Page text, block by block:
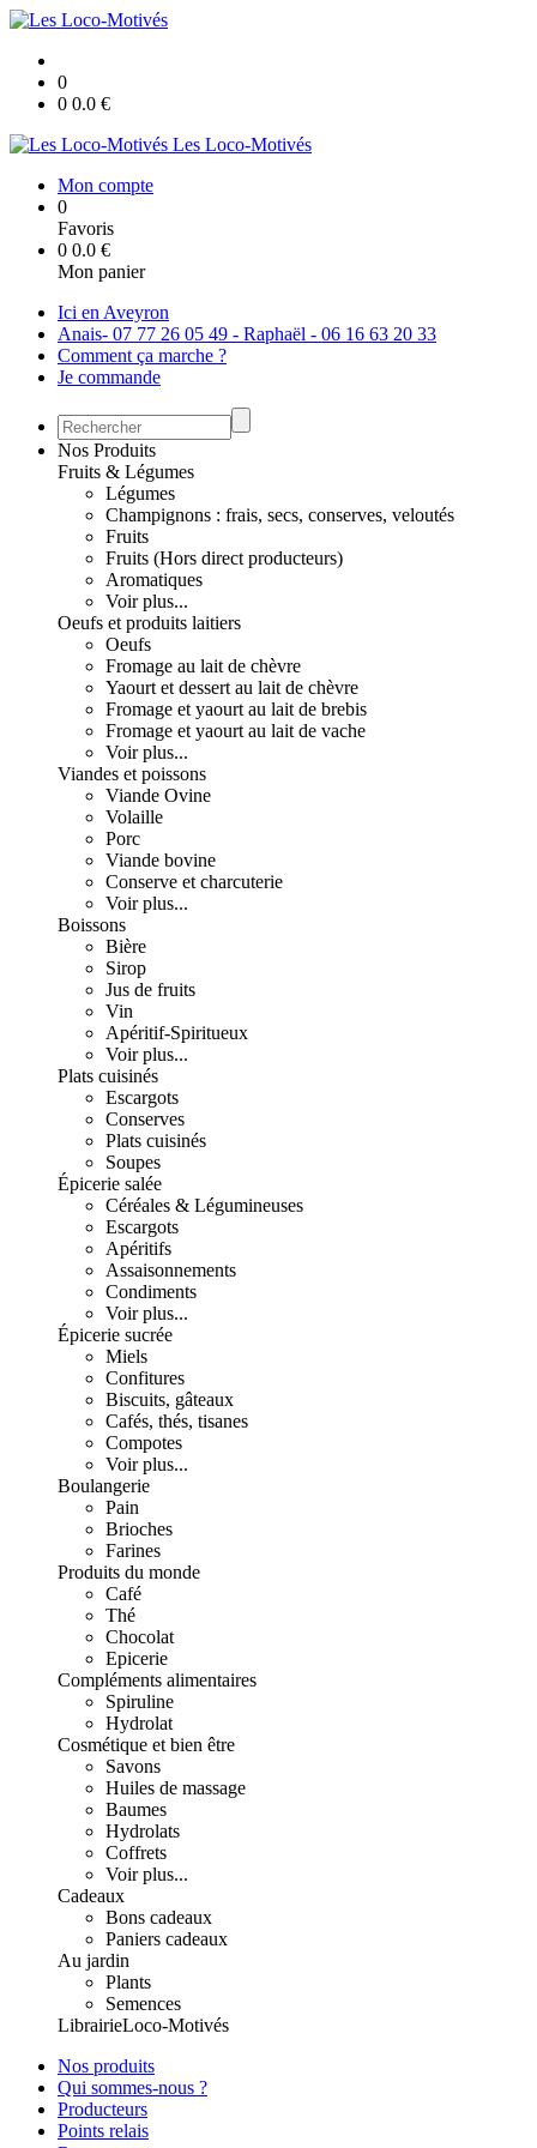
0
0 0.0 €
Les Loco-Motivés
Mon compte
0
Favoris
0 0.0 €
Mon panier
Ici en Aveyron
Anais- 07 77 26 05 49 - Raphaël - 06 16 63 20 33
Comment ça marche ?
Je commande
Nos Produits
Fruits & Légumes
Légumes
Champignons : frais, secs, conserves, veloutés
Fruits
Fruits (Hors direct producteurs)
Aromatiques
Voir plus...
Oeufs et produits laitiers
Oeufs
Fromage au lait de chèvre
Yaourt et dessert au lait de chèvre
Fromage et yaourt au lait de brebis
Fromage et yaourt au lait de vache
Voir plus...
Viandes et poissons
Viande Ovine
Volaille
Porc
Viande bovine
Conserve et charcuterie
Voir plus...
Boissons
Bière
Sirop
Jus de fruits
Vin
Apéritif-Spiritueux
Voir plus...
Plats cuisinés
Escargots
Conserves
Plats cuisinés
Soupes
Épicerie salée
Céréales & Légumineuses
Escargots
Apéritifs
Assaisonnements
Condiments
Voir plus...
Épicerie sucrée
Miels
Confitures
Biscuits, gâteaux
Cafés, thés, tisanes
Compotes
Voir plus...
Boulangerie
Pain
Brioches
Farines
Produits du monde
Café
Thé
Chocolat
Epicerie
Compléments alimentaires
Spiruline
Hydrolat
Cosmétique et bien être
Savons
Huiles de massage
Baumes
Hydrolats
Coffrets
Voir plus...
Cadeaux
Bons cadeaux
Paniers cadeaux
Au jardin
Plants
Semences
LibrairieLoco-Motivés
Nos produits
Qui sommes-nous ?
Producteurs
Points relais